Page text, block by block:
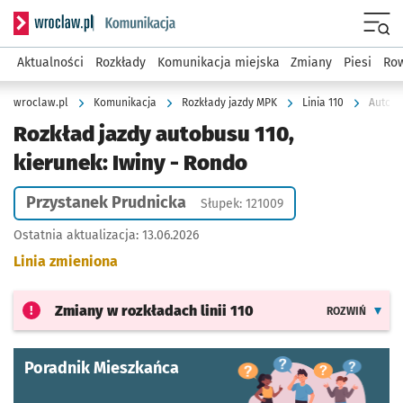
Serwis informacyjny wroclaw.pl podserwis: Komunikacja
Aktualności Rozkłady Komunikacja miejska Zmiany Piesi
wroclaw.pl Komunikacja Rozkłady jazdy MPK Linia 110
Rozkład jazdy autobusu 110,
kierunek: Iwiny - Rondo
Przystanek Prudnicka Słupek: 121009
Ostatnia aktualizacja: 13.06.2026
Linia zmieniona
Zmiany w rozkładach linii 110 ROZWIŃ
Poradnik Mieszkańca